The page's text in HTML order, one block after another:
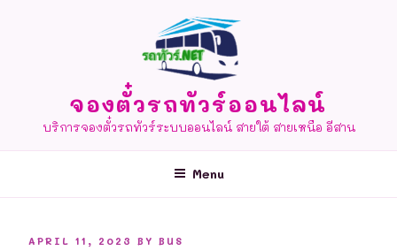
จองตั๋วรถทัวร์ออนไลน์
บริการจองตั๋วรถทัวร์ระบบออนไลน์ สายใต้ สายเหนือ อีสาน
Menu
POSTED
APRIL 11, 2023 BY BUS